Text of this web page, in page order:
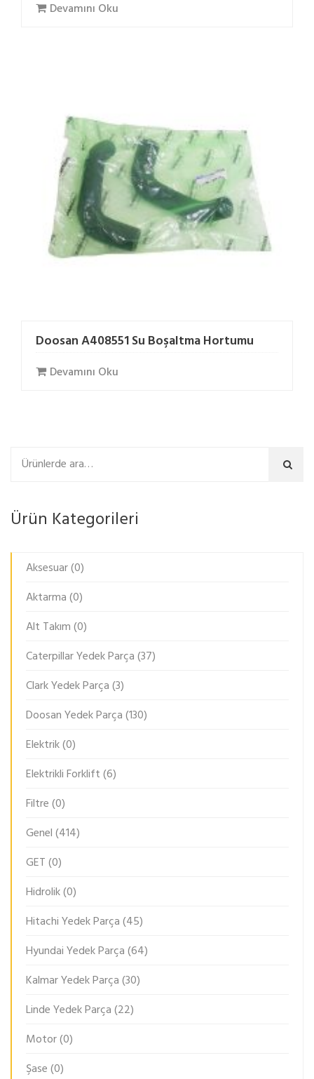
Devamını Oku
Doosan A408551 Su Boşaltma Hortumu
Devamını Oku
Ara
Ürün Kategorileri
Aksesuar(0)
Aktarma(0)
Alt Takım(0)
Caterpillar Yedek Parça(37)
Clark Yedek Parça(3)
Doosan Yedek Parça(130)
Elektrik(0)
Elektrikli Forklift(6)
Filtre(0)
Genel(414)
GET(0)
Hidrolik(0)
Hitachi Yedek Parça(45)
Hyundai Yedek Parça(64)
Kalmar Yedek Parça(30)
Linde Yedek Parça(22)
Motor(0)
Şase(0)